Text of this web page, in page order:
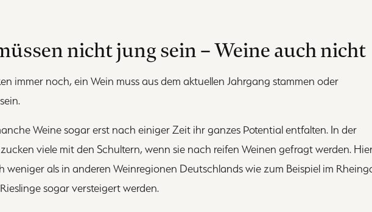
nicht jung sein – Weine auch nicht
immer noch, ein Wein muss aus dem aktuellen Jahrgang stammen oder
Weine sogar erst nach einiger Zeit ihr ganzes Potential entfalten. In der
viele mit den Schultern, wenn sie nach reifen Weinen gefragt werden.
weniger als in anderen Weinregionen Deutschlands wie zum Beispiel im
sogar versteigert werden.